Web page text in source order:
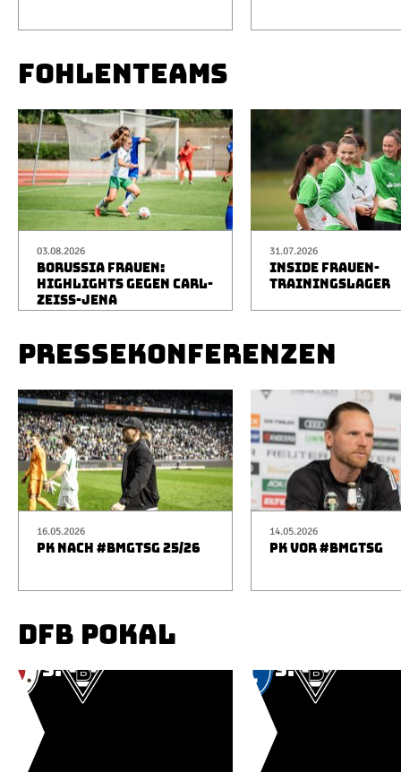
FOHLENTEAMS
03.08.2026
BORUSSIA FRAUEN:
HIGHLIGHTS GEGEN CARL-
ZEISS-JENA
31.07.2026
INSIDE FRAUEN-
TRAININGSLAGER
PRESSEKONFERENZEN
16.05.2026
PK NACH #BMGTSG 25/26
14.05.2026
PK VOR #BMGTSG
DFB POKAL